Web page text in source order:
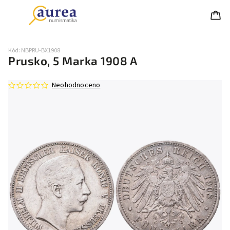
Prusko, 5 Marka 1908 A
Kód: NBPRU-BX1908
Neohodnoceno